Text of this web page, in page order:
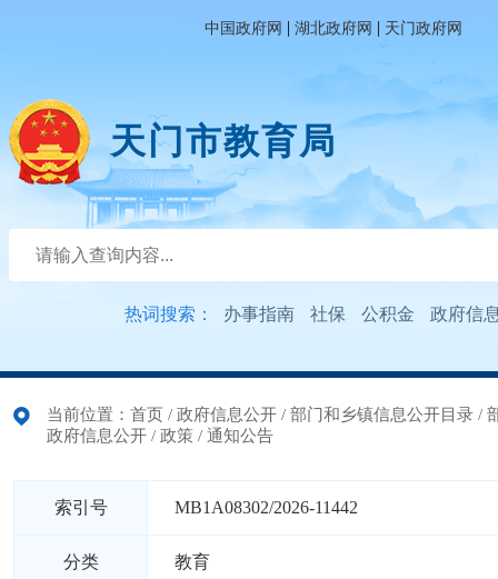
中国政府网 | 湖北政府网 | 天门政府网
天门市教育局
热词搜索： 办事指南 社保 公积金 政府信
当前位置： 首页 / 政府信息公开 / 部门和乡镇信息公开目录 /
政府信息公开 / 政策 / 通知公告
索引号 MB1A08302/2026-11442
分类 教育